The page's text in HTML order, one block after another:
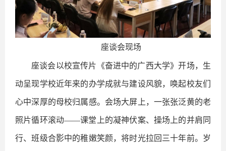
座谈会现场
座谈会以校宣传片《奋进中的广西大学》开场，生
动呈现学校近年来的办学成就与建设风貌，唤起校友们
心中深厚的母校归属感。会场大屏上，一张张泛黄的老
照片循环滚动——课堂上的凝神伏案、操场上的并肩同
行、班级合影中的稚嫩笑颜，将时光拉回三十年前。岁